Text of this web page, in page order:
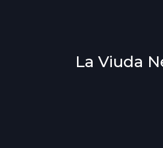
La Viuda